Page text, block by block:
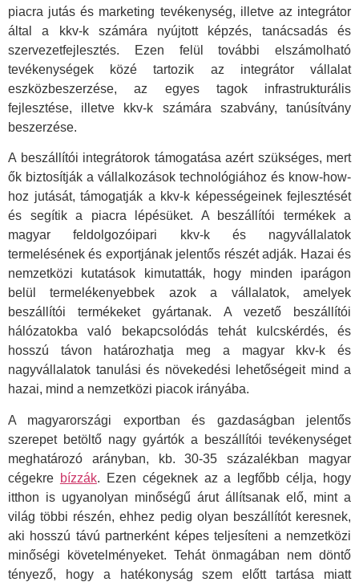
piacra jutás és marketing tevékenység, illetve az integrátor
által a kkv-k számára nyújtott képzés, tanácsadás és
szervezetfejlesztés. Ezen felül további elszámolható
tevékenységek közé tartozik az integrátor vállalat
eszközbeszerzése, az egyes tagok infrastrukturális
fejlesztése, illetve kkv-k számára szabvány, tanúsítvány
beszerzése.
A beszállítói integrátorok támogatása azért szükséges, mert
ők biztosítják a vállalkozások technológiához és know-how-
hoz jutását, támogatják a kkv-k képességeinek fejlesztését
és segítik a piacra lépésüket. A beszállítói termékek a
magyar feldolgozóipari kkv-k és nagyvállalatok
termelésének és exportjának jelentős részét adják. Hazai és
nemzetközi kutatások kimutatták, hogy minden iparágon
belül termelékenyebbek azok a vállalatok, amelyek
beszállítói termékeket gyártanak. A vezető beszállítói
hálózatokba való bekapcsolódás tehát kulcskérdés, és
hosszú távon határozhatja meg a magyar kkv-k és
nagyvállalatok tanulási és növekedési lehetőségeit mind a
hazai, mind a nemzetközi piacok irányába.
A magyarországi exportban és gazdaságban jelentős
szerepet betöltő nagy gyártók a beszállítói tevékenységet
meghatározó arányban, kb. 30-35 százalékban magyar
cégekre bízzák. Ezen cégeknek az a legfőbb célja, hogy
itthon is ugyanolyan minőségű árut állítsanak elő, mint a
világ többi részén, ehhez pedig olyan beszállítót keresnek,
aki hosszú távú partnerként képes teljesíteni a nemzetközi
minőségi követelményeket. Tehát önmagában nem döntő
tényező, hogy a hatékonyság szem előtt tartása miatt